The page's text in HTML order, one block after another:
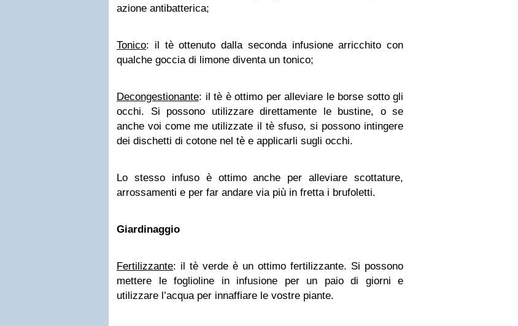
azione antibatterica;
Tonico: il tè ottenuto dalla seconda infusione arricchito con
qualche goccia di limone diventa un tonico;
Decongestionante: il tè è ottimo per alleviare le borse sotto gli
occhi. Si possono utilizzare direttamente le bustine, o se
anche voi come me utilizzate il tè sfuso, si possono intingere
dei dischetti di cotone nel tè e applicarli sugli occhi.
Lo stesso infuso è ottimo anche per alleviare scottature,
arrossamenti e per far andare via più in fretta i brufoletti.
Giardinaggio
Fertilizzante: il tè verde è un ottimo fertilizzante. Si possono
mettere le foglioline in infusione per un paio di giorni e
utilizzare l’acqua per innaffiare le vostre piante.